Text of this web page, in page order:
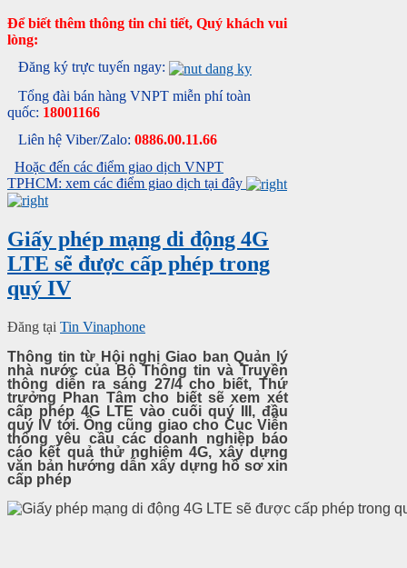
Để biết thêm thông tin chi tiết, Quý khách vui
lòng:
Đăng ký trực tuyến ngay:
Tổng đài bán hàng VNPT miễn phí toàn
quốc: 18001166
Liên hệ Viber/Zalo: 0886.00.11.66
Hoặc đến các điểm giao dịch VNPT
TPHCM: xem các điểm giao dịch tại đây
Giấy phép mạng di động 4G
LTE sẽ được cấp phép trong
quý IV
Đăng tại Tin Vinaphone
Thông tin từ Hội nghị Giao ban Quản lý
nhà nước của Bộ Thông tin và Truyền
thông diễn ra sáng 27/4 cho biết, Thứ
trưởng Phan Tâm cho biết sẽ xem xét
cấp phép 4G LTE vào cuối quý III, đầu
quý IV tới. Ông cũng giao cho Cục Viễn
thông yêu cầu các doanh nghiệp báo
cáo kết quả thử nghiệm 4G, xây dựng
văn bản hướng dẫn xây dựng hồ sơ xin
cấp phép